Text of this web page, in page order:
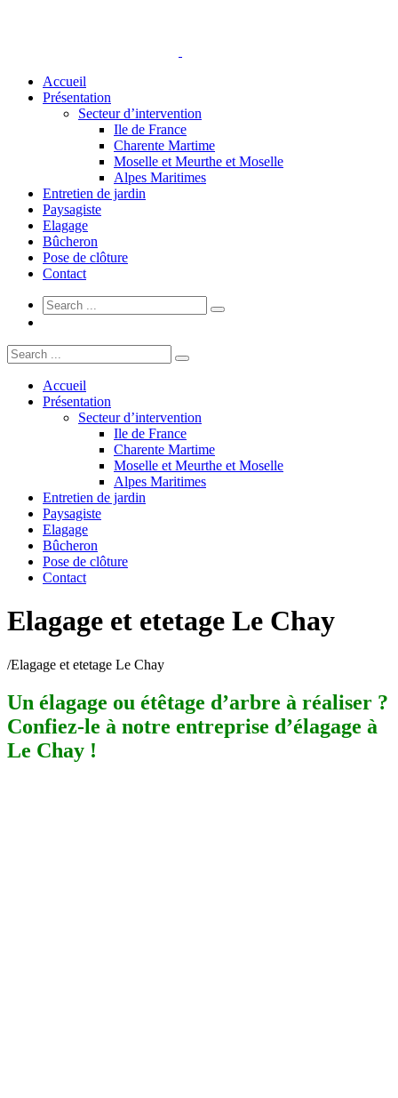
Accueil
Présentation
Secteur d’intervention
Ile de France
Charente Martime
Moselle et Meurthe et Moselle
Alpes Maritimes
Entretien de jardin
Paysagiste
Elagage
Bûcheron
Pose de clôture
Contact
Accueil
Présentation
Secteur d’intervention
Ile de France
Charente Martime
Moselle et Meurthe et Moselle
Alpes Maritimes
Entretien de jardin
Paysagiste
Elagage
Bûcheron
Pose de clôture
Contact
Elagage et etetage Le Chay
/Elagage et etetage Le Chay
Un élagage ou étêtage d’arbre à réaliser ?
Confiez-le à notre entreprise d’élagage à
Le Chay !